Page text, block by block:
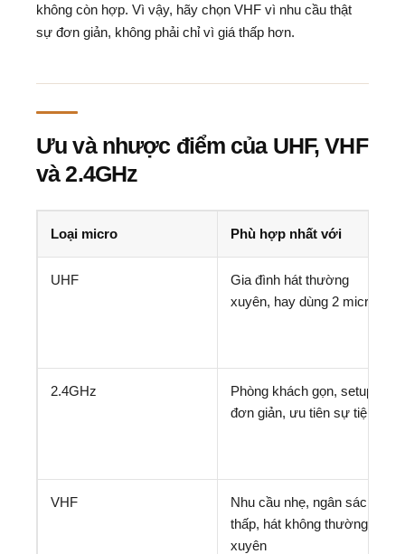
không còn hợp. Vì vậy, hãy chọn VHF vì nhu cầu thật
sự đơn giản, không phải chỉ vì giá thấp hơn.
Ưu và nhược điểm của UHF, VHF
và 2.4GHz
Loại micro Phù hợp nhất với
UHF
Gia đình hát thường
xuyên, hay dùng 2 micro
2.4GHz
Phòng khách gọn, setup
đơn giản, ưu tiên sự tiện
VHF
Nhu cầu nhẹ, ngân sách
thấp, hát không thường
xuyên